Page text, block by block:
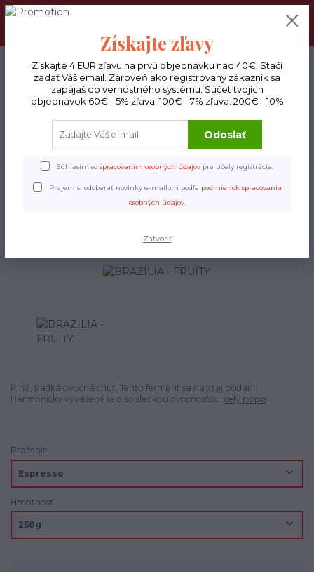
DOPRAVA ZADARMO : Od 30€ objednávky (Packeta BOX ), 50€
VERNOSTNOM PROGRAME!
Menu
EUR
BRAZÍLIA - FRUITY
Plná, sladká ovocná chuť. Tento ferment sa naozaj podaril..
Harmonicky vyvážené telo so sladkou ovocnosťou. celý popis
Praženie
Hmotnosť
Získajte zľavy
Získajte 4 EUR zľavu na prvú objednávku nad 40€. Stačí
zadať Váš email. Zároveň ako registrovaný zákazník sa
zapájaš do vernostného systému. Súčet tvojích
objednávok 60€ - 5% zľava. 100€ - 7% zľava. 200€ - 10%
Odoslať
Súhlasím so spracovaním osobných údajov pre účely registrácie.
Prajem si odoberať novinky e-mailom podľa podmienok spracovania
osobných údajov.
Zatvoriť